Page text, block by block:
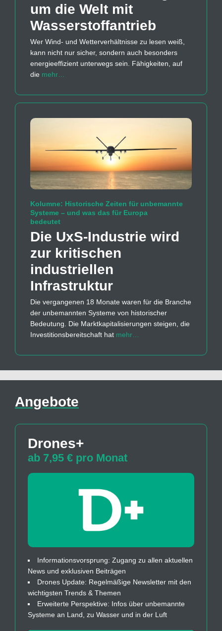
um die Welt mit
Wasserstoff­antrieb
Wer Wind- und Wetterverhältnisse zu lesen weiß,
kann nicht nur sicher, sondern auch besonders
energieeffizient unterwegs sein. Fähigkeiten, auf
die mehr…
Kolumne: Historische Zeiten für unbemannte
Systeme – und was das für Europa
bedeutet
Die UxS-Industrie wird
zur kritischen
industriellen
Infrastruktur
Die vergangenen 18 Monate waren für die Branche
der unbemannten Systeme von historischer
Bedeutung. Die Marktkapitalisierungen steigen, die
Investitionsbereitschaft hat mehr…
Angebote
Drones+
ab 7,95 € pro Monat
Informationsvorsprung: Zugang zu allen aktuellen
News und exklusiven Beiträgen
Drones Update: Regelmäßige Newsletter mit den
wichtigsten Trends & Themen
Erweiterte Perspektive: Infos über unbemannte
Systeme an Land, zu Wasser und in der Luft